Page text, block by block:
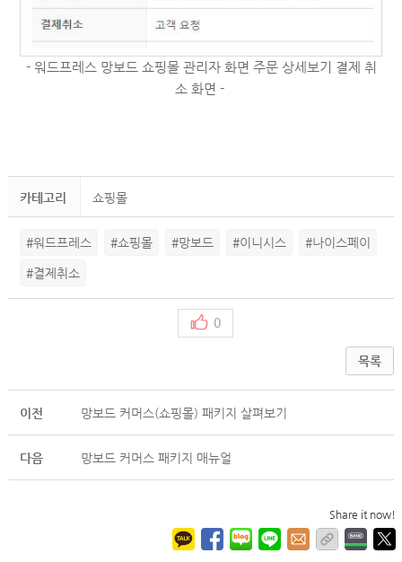
- 워드프레스 망보드 쇼핑몰 관리자 화면 주문 상세보기 결제 취
소 화면 -
카테고리 쇼핑몰
#워드프레스 #쇼핑몰 #망보드 #이니시스 #나이스페이
#결제취소
0
목록
이전 망보드 커머스(쇼핑몰) 패키지 살펴보기
다음 망보드 커머스 패키지 매뉴얼
Share it now!